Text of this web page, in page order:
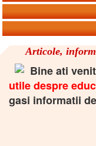
Articole,
Bine ati
utile despre
gasi informatii